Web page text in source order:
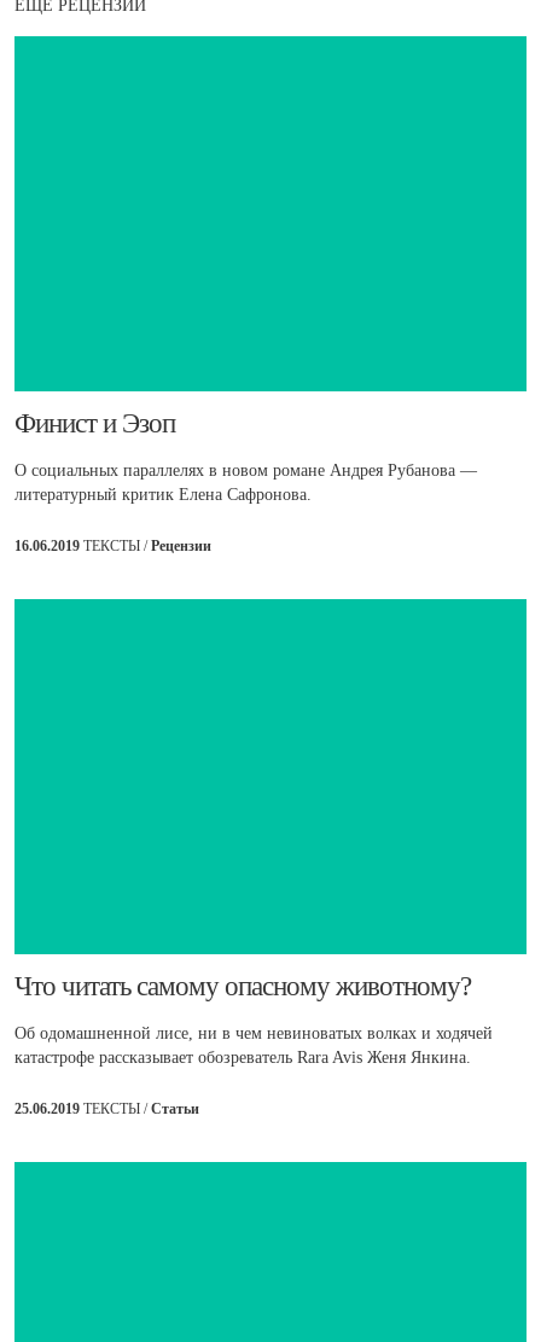
ЕЩЕ РЕЦЕНЗИИ
​Финист и Эзоп
О социальных параллелях в новом романе Андрея Рубанова —
литературный критик Елена Сафронова.
16.06.2019 ТЕКСТЫ /Рецензии
​Что читать самому опасному животному?
Об одомашненной лисе, ни в чем невиноватых волках и ходячей
катастрофе рассказывает обозреватель Rara Avis Женя Янкина.
25.06.2019 ТЕКСТЫ /Статьи